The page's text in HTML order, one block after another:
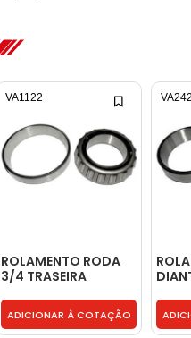
ROLAMENTO RODA
3/4 TRASEIRA
DIFERENCIAL DANA -
2TA598319
ADICIONAR À COTAÇÃO
VA1122